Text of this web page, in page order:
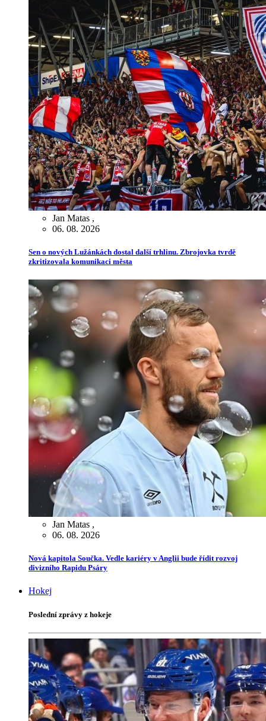
Jan Matas ,
06. 08. 2026
Sen o nových Lužánkách dostal další trhlinu. Zbrojovka tvrdě
zkritizovala komunikaci města
Jan Matas ,
06. 08. 2026
Nová kapitola Součka. Vedle kariéry v Anglii bude řídit rozvoj
divizního Rapidu Psáry
Hokej
Poslední zprávy z hokeje